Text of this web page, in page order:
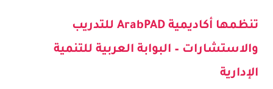
تنظمها أكاديمية ArabPAD للتدريب
والاستشارات – البوابة العربية للتنمية
الإدارية